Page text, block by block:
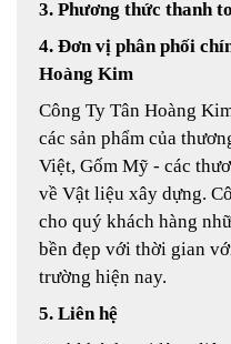
3. Phương thức thanh
4. Đơn vị phân phối
Hoàng Kim
Công Ty Tân Hoàng
các sản phẩm của
Việt, Gốm Mỹ - các
về Vật liệu xây dựng.
cho quý khách hàng
bền đẹp với thời gian
trường hiện nay.
5. Liên hệ